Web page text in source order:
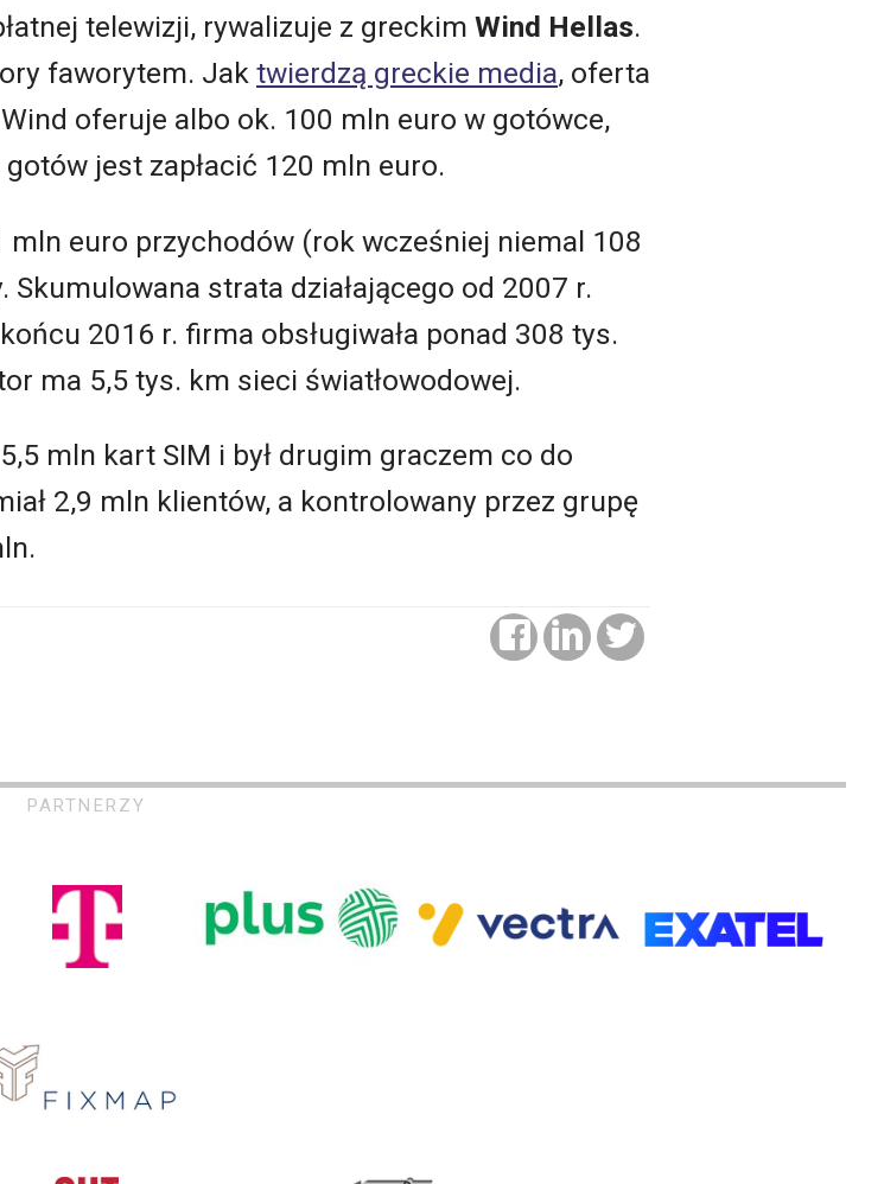
telewizji, rywalizuje z greckim Wind Hellas.
faworytem. Jak twierdzą greckie media, oferta
oferuje albo ok. 100 mln euro w gotówce,
jest zapłacić 120 mln euro.
mln euro przychodów (rok wcześniej niemal 108
strata działającego od 2007 r.
2016 r. firma obsługiwała ponad 308 tys.
ma 5,5 tys. km sieci światłowodowej.
mln kart SIM i był drugim graczem co do
2,9 mln klientów, a kontrolowany przez grupę
PARTNERZY